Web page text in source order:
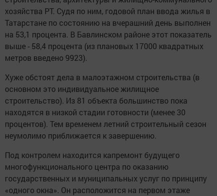
хозяйства РТ. Судя по ним, годовой план ввода жилья в
Татарстане по состоянию на вчерашний день выполнен
на 53,1 процента. В Бавлинском районе этот показатель
выше - 58,4 процента (из плановых 17000 квадратных
метров введено 9923).
Хуже обстоят дела в малоэтажном строительства (в
основном это индивидуальное жилищное
строительство). Из 81 объекта большинство пока
находятся в низкой стадии готовности (менее 30
процентов). Тем временем летний строительный сезон
неумолимо приближается к завершению.
Под контролем находится капремонт будущего
многофункционального центра по оказанию
государственных и муниципальных услуг по принципу
«одного окна». Он расположится на первом этаже